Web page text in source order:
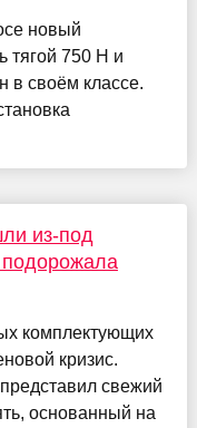
новый
тягой 750 Н и
в своём классе.
из-под
подорожала
комплектующих
кризис.
свежий
основанный на